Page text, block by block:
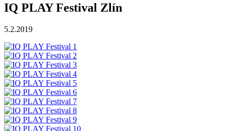
IQ PLAY Festival Zlín
5.2.2019